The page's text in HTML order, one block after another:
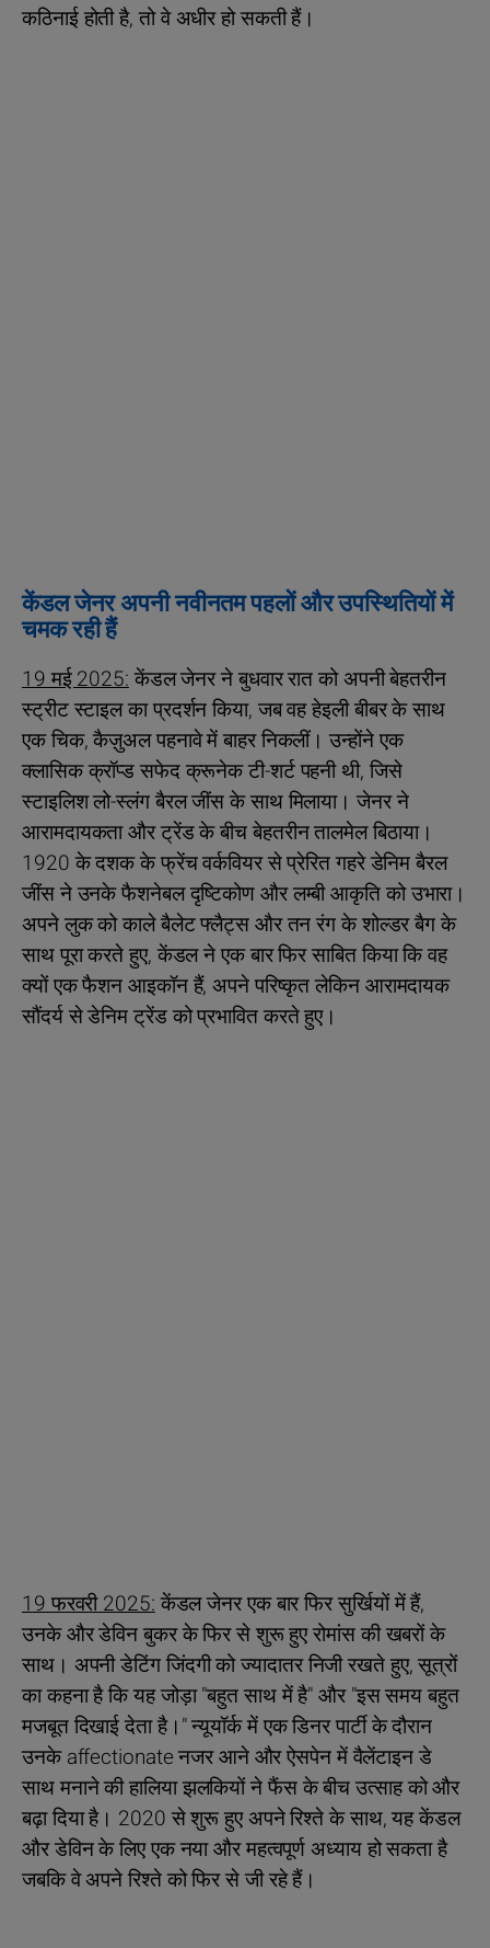
कठिनाई होती है, तो वे अधीर हो सकती हैं।
केंडल जेनर अपनी नवीनतम पहलों और उपस्थितियों में
चमक रही हैं
19 मई 2025:केंडल जेनर ने बुधवार रात को अपनी बेहतरीन
स्ट्रीट स्टाइल का प्रदर्शन किया, जब वह हेइली बीबर के साथ
एक चिक, कैज़ुअल पहनावे में बाहर निकलीं। उन्होंने एक
क्लासिक क्रॉप्ड सफेद क्रूनेक टी-शर्ट पहनी थी, जिसे
स्टाइलिश लो-स्लंग बैरल जींस के साथ मिलाया। जेनर ने
आरामदायकता और ट्रेंड के बीच बेहतरीन तालमेल बिठाया।
1920 के दशक के फ्रेंच वर्कवियर से प्रेरित गहरे डेनिम बैरल
जींस ने उनके फैशनेबल दृष्टिकोण और लम्बी आकृति को उभारा।
अपने लुक को काले बैलेट फ्लैट्स और तन रंग के शोल्डर बैग के
साथ पूरा करते हुए, केंडल ने एक बार फिर साबित किया कि वह
क्यों एक फैशन आइकॉन हैं, अपने परिष्कृत लेकिन आरामदायक
सौंदर्य से डेनिम ट्रेंड को प्रभावित करते हुए।
19 फरवरी 2025:केंडल जेनर एक बार फिर सुर्खियों में हैं,
उनके और डेविन बुकर के फिर से शुरू हुए रोमांस की खबरों के
साथ। अपनी डेटिंग जिंदगी को ज्यादातर निजी रखते हुए, सूत्रों
का कहना है कि यह जोड़ा "बहुत साथ में है" और "इस समय बहुत
मजबूत दिखाई देता है।" न्यूयॉर्क में एक डिनर पार्टी के दौरान
उनके affectionate नजर आने और ऐसपेन में वैलेंटाइन डे
साथ मनाने की हालिया झलकियों ने फैंस के बीच उत्साह को और
बढ़ा दिया है। 2020 से शुरू हुए अपने रिश्ते के साथ, यह केंडल
और डेविन के लिए एक नया और महत्वपूर्ण अध्याय हो सकता है
जबकि वे अपने रिश्ते को फिर से जी रहे हैं।